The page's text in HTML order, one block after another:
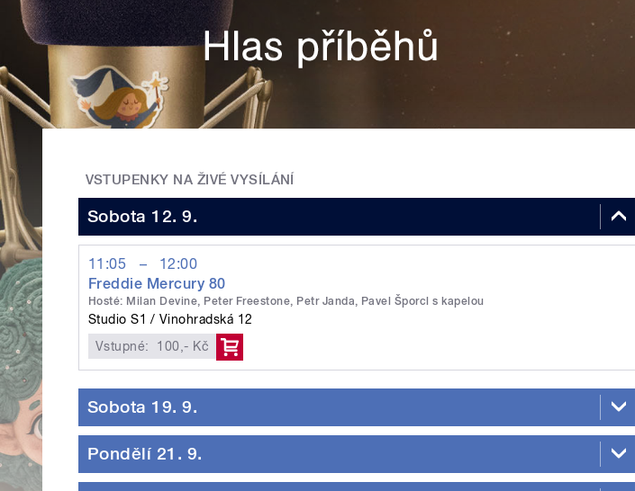
VSTUPENKY NA ŽIVÉ VYSÍLÁNÍ
Sobota 12. 9.
11:05 –
12:00
Freddie Mercury 80
Hosté: Milan Devine, Peter Freestone, Petr Janda, Pavel Šporcl s kapelou
Studio S1
Vinohradská 12
Vstupné:
100,- Kč
Sobota 19. 9.
Pondělí 21. 9.